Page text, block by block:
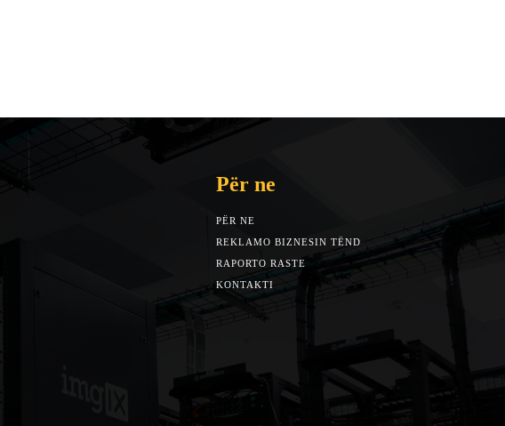
Për ne
PËR NE
REKLAMO BIZNESIN TËND
RAPORTO RASTE
KONTAKTI